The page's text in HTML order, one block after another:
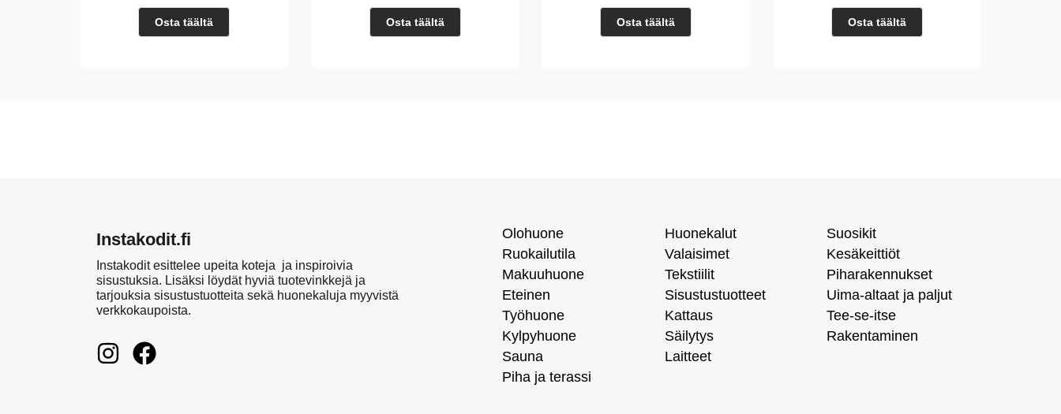
Osta täältä Osta täältä Osta täältä Osta täältä
Instakodit.fi
Instakodit esittelee upeita koteja ja inspiroivia
sisustuksia. Lisäksi löydät hyviä tuotevinkkejä ja
tarjouksia sisustustuotteita sekä huonekaluja myyvistä
verkkokaupoista.
Olohuone
Ruokailutila
Makuuhuone
Eteinen
Työhuone
Kylpyhuone
Sauna
Piha ja terassi
Huonekalut
Valaisimet
Tekstiilit
Sisustustuotteet
Kattaus
Säilytys
Laitteet
Suosikit
Kesäkeittiöt
Piharakennukset
Uima-altaat ja paljut
Tee-se-itse
Rakentaminen